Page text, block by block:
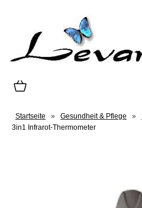
Startseite » Gesundheit & Pflege »
3in1 Infrarot-Thermometer